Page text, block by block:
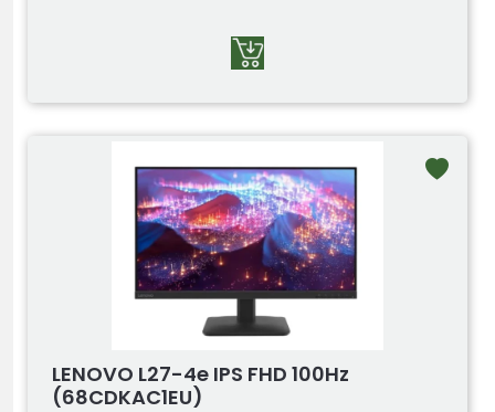
LENOVO L27-4e IPS FHD 100Hz
(68CDKAC1EU)